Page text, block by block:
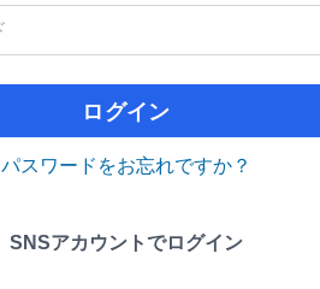
ログイン
パスワードをお忘れですか？
SNSアカウントでログイン